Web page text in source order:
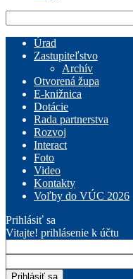
Úrad
Zastupiteľstvo
Archív
Otvorená župa
E-knižnica
Dotácie
Rada partnerstva
Rozvoj
Interact
Foto
Video
Kontakty
Voľby do VÚC 2026
Prihlásiť sa
Vitajte! prihlásenie k účtu